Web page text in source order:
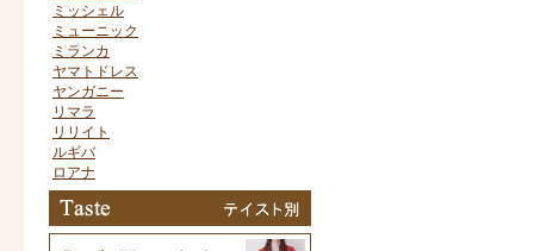
ミッシェル
ミューニック
ミランカ
ヤマトドレス
ヤンガニー
リマラ
リリイト
ルギバ
ロアナ